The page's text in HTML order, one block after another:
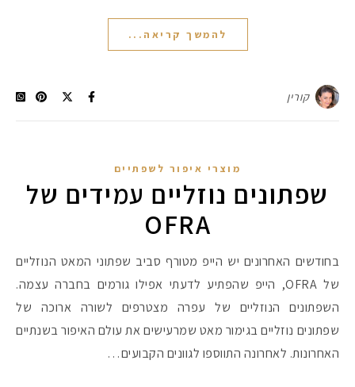
להמשך קריאה...
קורין
מוצרי איפור לשפתיים
שפתונים נוזליים עמידים של
OFRA
בחודשים האחרונים יש הייפ מטורף סביב שפתוני המאט הנוזליים
של OFRA, הייפ שהפתיע לדעתי אפילו גורמים בחברה עצמה.
השפתונים הנוזליים של עפרה מצטרפים לשורה ארוכה של
שפתונים נוזליים בגימור מאט שמרעישים את עולם האיפור בשנתיים
האחרונות. לאחרונה התווספו לגוונים הקבועים…